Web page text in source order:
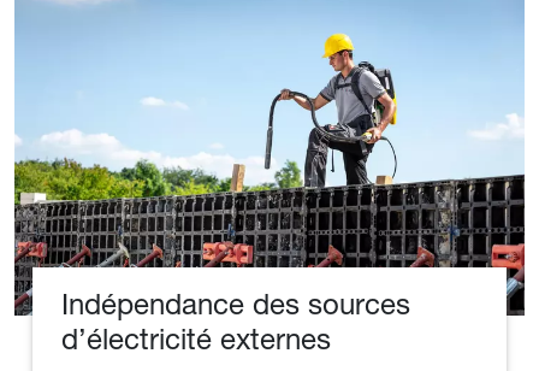
Indépendance des sources
d’électricité externes